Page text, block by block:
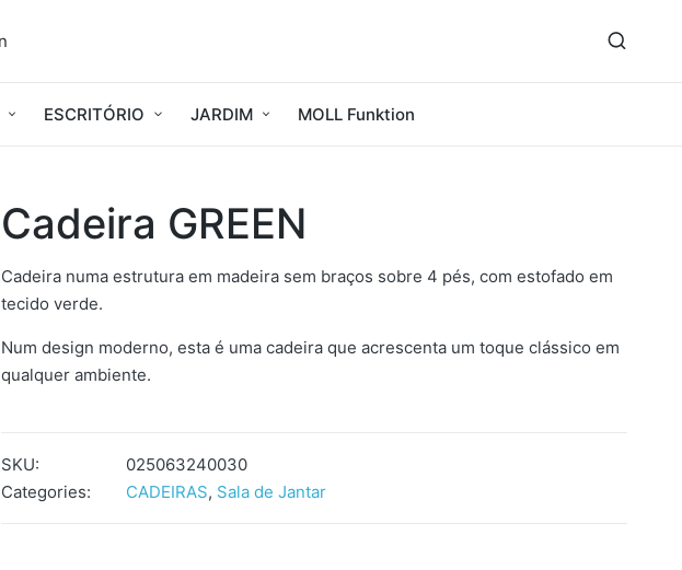
ESCRITÓRIO JARDIM MOLL Funktion
Cadeira GREEN
Cadeira numa estrutura em madeira sem braços sobre 4 pés, com estofado em
tecido verde.
Num design moderno, esta é uma cadeira que acrescenta um toque clássico em
qualquer ambiente.
SKU:
025063240030
Categories:
CADEIRAS, Sala de Jantar